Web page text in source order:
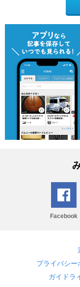
Facebook
プライバシー
ガイドラ